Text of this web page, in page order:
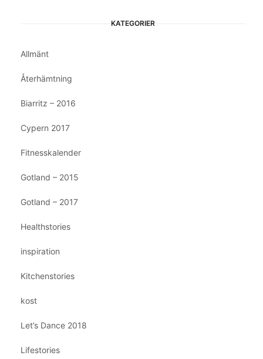
KATEGORIER
Allmänt
Återhämtning
Biarritz – 2016
Cypern 2017
Fitnesskalender
Gotland – 2015
Gotland – 2017
Healthstories
inspiration
Kitchenstories
kost
Let’s Dance 2018
Lifestories